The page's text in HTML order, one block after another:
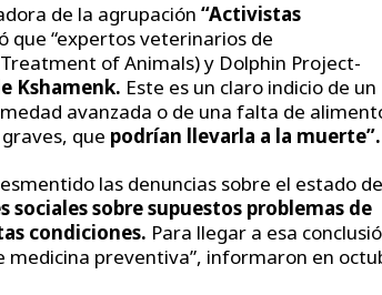
de la agrupación “Activistas
que “expertos veterinarios de
of Animals) y Dolphin Project-
Kshamenk. Este es un claro indicio de un
avanzada o de una falta de
que podrían llevarla a la muerte”.
las denuncias sobre el estado de
sobre supuestos problemas de
condiciones. Para llegar a esa
medicina preventiva”, informaron en